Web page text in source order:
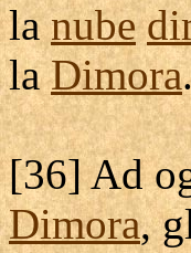
lanube
laDimora
[36] Ad
Dimora,